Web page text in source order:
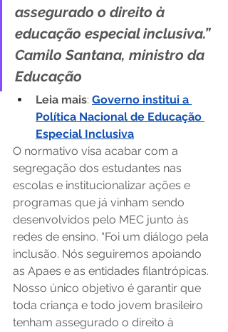
assegurado o direito à
educação especial inclusiva.”
Camilo Santana, ministro da
Educação
Leia mais: Governo institui a
Política Nacional de Educação
Especial Inclusiva
O normativo visa acabar com a
segregação dos estudantes nas
escolas e institucionalizar ações e
programas que já vinham sendo
desenvolvidos pelo MEC junto às
redes de ensino. “Foi um diálogo pela
inclusão. Nós seguiremos apoiando
as Apaes e as entidades filantrópicas.
Nosso único objetivo é garantir que
toda criança e todo jovem brasileiro
tenham assegurado o direito à